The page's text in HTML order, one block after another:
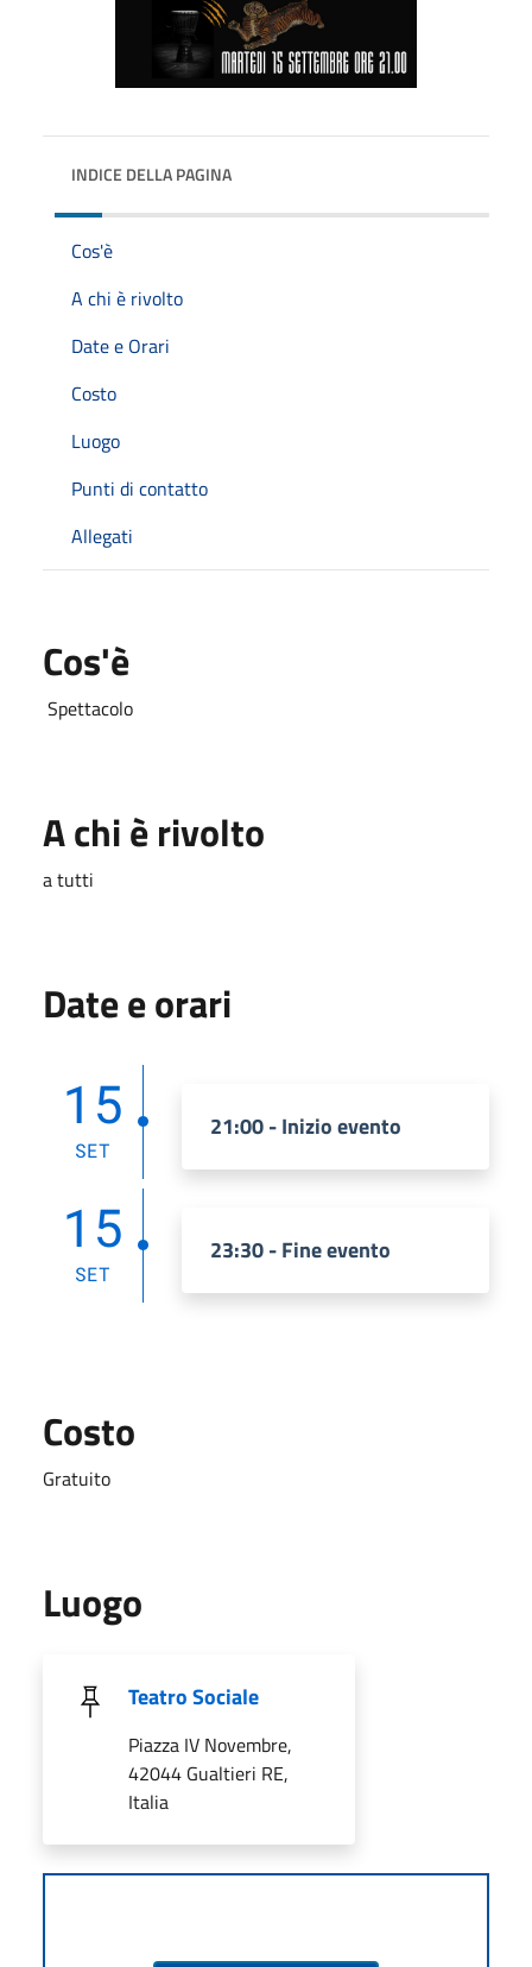
INDICE DELLA PAGINA
Cos'è
A chi è rivolto
Date e Orari
Costo
Luogo
Punti di contatto
Allegati
Cos'è
Spettacolo
A chi è rivolto
a tutti
Date e orari
15
SET
21:00 - Inizio evento
15
SET
23:30 - Fine evento
Costo
Gratuito
Luogo
Teatro Sociale
Piazza IV Novembre,
42044 Gualtieri RE,
Italia